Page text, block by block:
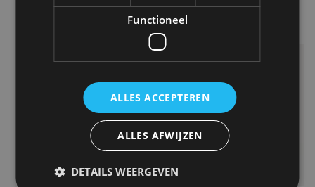
Functioneel
ALLES ACCEPTEREN
ALLES AFWIJZEN
DETAILS WEERGEVEN